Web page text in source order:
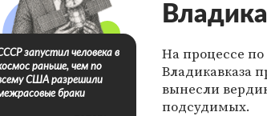
На процессе
Владикавказа
вынесли
подсудимых.
запустил человека в
раньше, чем по
США разрешили
браки